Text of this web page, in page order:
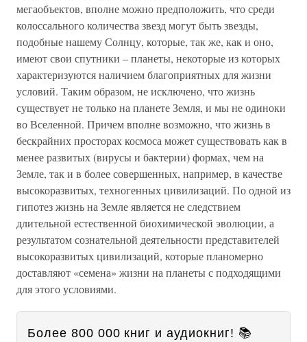
мегаобъектов, вполне можно предположить, что среди
колоссального количества звезд могут быть звезды,
подобные нашему Солнцу, которые, так же, как и оно,
имеют свои спутники – планеты, некоторые из которых
характеризуются наличием благоприятных для жизни
условий. Таким образом, не исключено, что жизнь
существует не только на планете Земля, и мы не одиноки
во Вселенной. Причем вполне возможно, что жизнь в
бескрайних просторах космоса может существовать как в
менее развитых (вирусы и бактерии) формах, чем на
Земле, так и в более совершенных, например, в качестве
высокоразвитых, техногенных цивилизаций. По одной из
гипотез жизнь на Земле является не следствием
длительной естественной биохимической эволюции, а
результатом сознательной деятельности представителей
высокоразвитых цивилизаций, которые планомерно
доставляют «семена» жизни на планеты с подходящими
для этого условиями.
Более 800 000 книг и аудиокниг! 📚